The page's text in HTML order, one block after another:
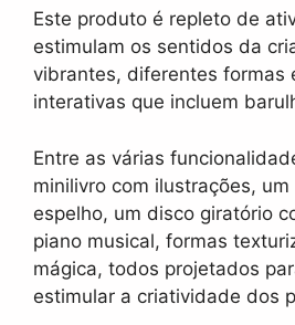
Este produto é repleto de
estimulam os sentidos da
vibrantes, diferentes formas
interativas que incluem
Entre as várias
minilivro com ilustrações, um
espelho, um disco giratório
piano musical, formas
mágica, todos projetados
estimular a criatividade dos